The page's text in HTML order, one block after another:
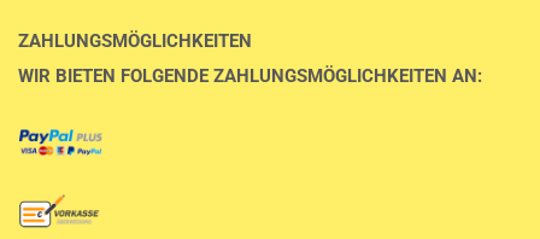
ZAHLUNGSMÖGLICHKEITEN
WIR BIETEN FOLGENDE ZAHLUNGSMÖGLICHKEITEN AN: